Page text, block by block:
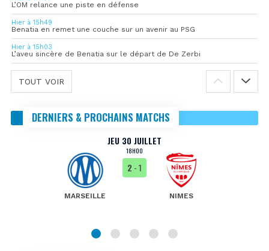
L’OM relance une piste en défense
Hier à 15h49
Benatia en remet une couche sur un avenir au PSG
Hier à 15h03
L’aveu sincère de Benatia sur le départ de De Zerbi
TOUT VOIR
DERNIERS & PROCHAINS MATCHS
JEU 30 JUILLET
18H00
MARSEILLE
2 - 1
NIMES